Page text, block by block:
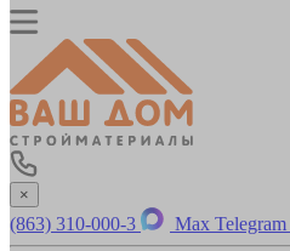
×
(863) 310-000-3 Max Telegram